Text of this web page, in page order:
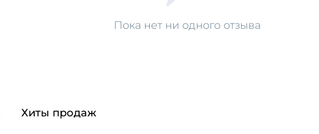
Пока нет ни одного отзыва
Хиты продаж